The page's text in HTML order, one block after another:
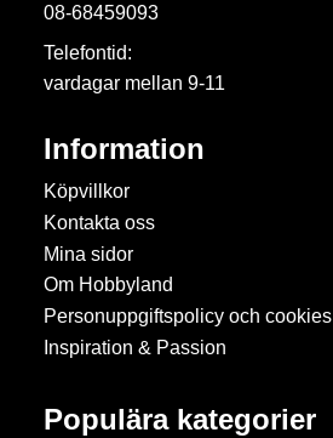
08-68459093
Telefontid:
vardagar mellan 9-11
Information
Köpvillkor
Kontakta oss
Mina sidor
Om Hobbyland
Personuppgiftspolicy och cookies
Inspiration & Passion
Populära kategorier